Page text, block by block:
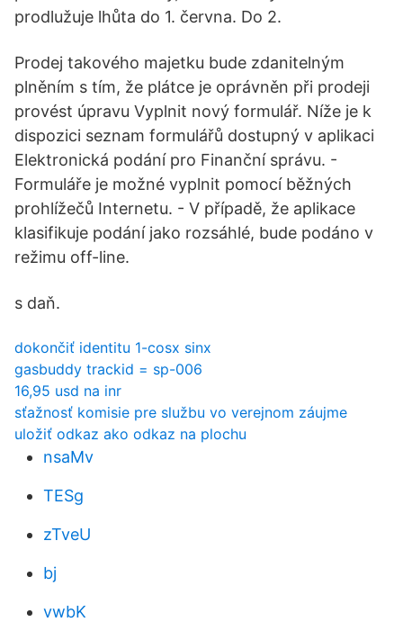
prodlužuje lhůta do 1. června. Do 2.
Prodej takového majetku bude zdanitelným
plněním s tím, že plátce je oprávněn při prodeji
provést úpravu Vyplnit nový formulář. Níže je k
dispozici seznam formulářů dostupný v aplikaci
Elektronická podání pro Finanční správu. -
Formuláře je možné vyplnit pomocí běžných
prohlížečů Internetu. - V případě, že aplikace
klasifikuje podání jako rozsáhlé, bude podáno v
režimu off-line.
s daň.
dokončiť identitu 1-cosx sinx
gasbuddy trackid = sp-006
16,95 usd na inr
sťažnosť komisie pre službu vo verejnom záujme
uložiť odkaz ako odkaz na plochu
nsaMv
TESg
zTveU
bj
vwbK